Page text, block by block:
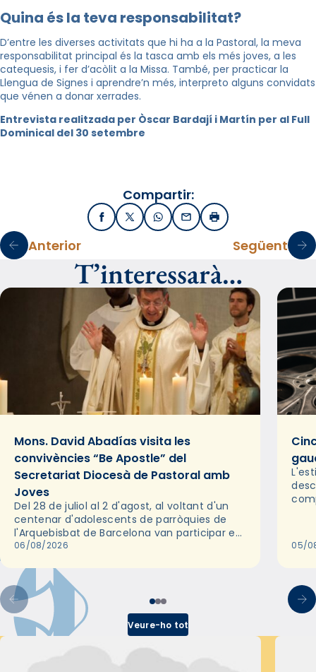
Quina és la teva responsabilitat?
D’entre les diverses activitats que hi ha a la Pastoral, la meva
responsabilitat principal és la tasca amb els més joves, a les
catequesis, i fer d’acòlit a la Missa. També, per practicar la
Llengua de Signes i aprendre’n més, interpreto alguns convidats
que vénen a donar xerrades.
Entrevista realitzada per Òscar Bardají i Martín per al Full
Dominical del 30 setembre
Compartir:
FacebookX / TwitterWhatsApp
EmailImprimir
Anterior Següent
T’interessarà…
Mons. David Abadías visita les
convivències “Be Apostle” del
Secretariat Diocesà de Pastoral amb
Joves
Del 28 de juliol al 2 d'agost, al voltant d'un
centenar d'adolescents de parròquies de
l'Arquebisbat de Barcelona van participar en
les convivències Be Apostle, organitzades
06/08/2026 05/
Veure-ho tot